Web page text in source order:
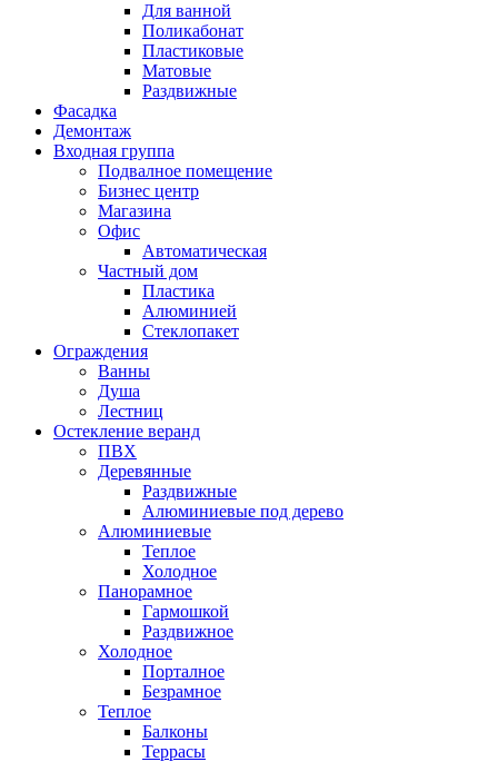
Для ванной
Поликабонат
Пластиковые
Матовые
Раздвижные
Фасадка
Демонтаж
Входная группа
Подвалное помещение
Бизнес центр
Магазина
Офис
Автоматическая
Частный дом
Пластика
Алюминией
Стеклопакет
Ограждения
Ванны
Душа
Лестниц
Остекление веранд
ПВХ
Деревянные
Раздвижные
Алюминиевые под дерево
Алюминиевые
Теплое
Холодное
Панорамное
Гармошкой
Раздвижное
Холодное
Порталное
Безрамное
Теплое
Балконы
Террасы